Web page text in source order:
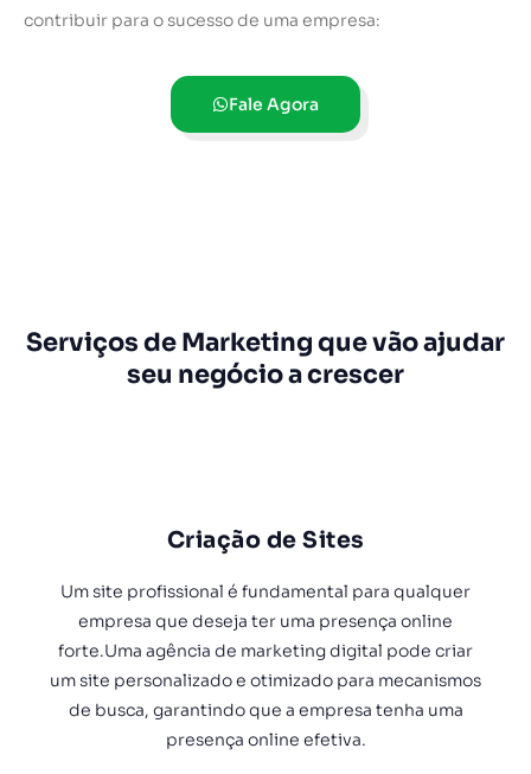
contribuir para o sucesso de uma empresa:
Fale Agora
Serviços de Marketing que vão ajudar
seu negócio a crescer
Criação de Sites
Um site profissional é fundamental para qualquer
empresa que deseja ter uma presença online
forte.Uma agência de marketing digital pode criar
um site personalizado e otimizado para mecanismos
de busca, garantindo que a empresa tenha uma
presença online efetiva.